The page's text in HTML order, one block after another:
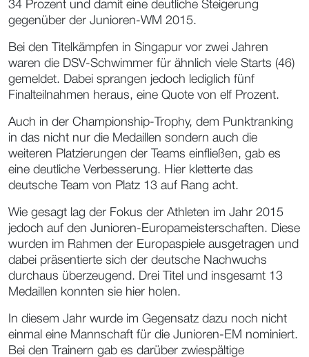
34 Prozent und damit eine deutliche Steigerung
gegenüber der Junioren-WM 2015.
Bei den Titelkämpfen in Singapur vor zwei Jahren
waren die DSV-Schwimmer für ähnlich viele Starts (46)
gemeldet. Dabei sprangen jedoch lediglich fünf
Finalteilnahmen heraus, eine Quote von elf Prozent.
Auch in der Championship-Trophy, dem Punktranking
in das nicht nur die Medaillen sondern auch die
weiteren Platzierungen der Teams einfließen, gab es
eine deutliche Verbesserung. Hier kletterte das
deutsche Team von Platz 13 auf Rang acht.
Wie gesagt lag der Fokus der Athleten im Jahr 2015
jedoch auf den Junioren-Europameisterschaften. Diese
wurden im Rahmen der Europaspiele ausgetragen und
dabei präsentierte sich der deutsche Nachwuchs
durchaus überzeugend. Drei Titel und insgesamt 13
Medaillen konnten sie hier holen.
In diesem Jahr wurde im Gegensatz dazu noch nicht
einmal eine Mannschaft für die Junioren-EM nominiert.
Bei den Trainern gab es darüber zwiespältige